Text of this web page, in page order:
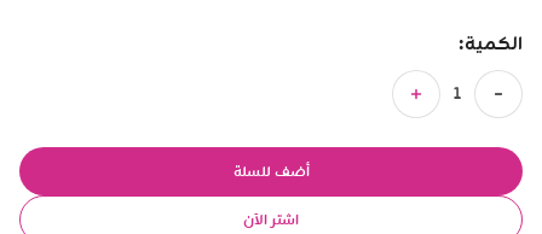
الكمية:
أضف للسلة
اشتر الآن